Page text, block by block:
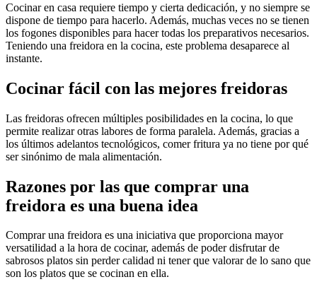
Cocinar en casa requiere tiempo y cierta dedicación, y no siempre se
dispone de tiempo para hacerlo. Además, muchas veces no se tienen
los fogones disponibles para hacer todas los preparativos necesarios.
Teniendo una freidora en la cocina, este problema desaparece al
instante.
Cocinar fácil con las mejores freidoras
Las freidoras ofrecen múltiples posibilidades en la cocina, lo que
permite realizar otras labores de forma paralela. Además, gracias a
los últimos adelantos tecnológicos, comer fritura ya no tiene por qué
ser sinónimo de mala alimentación.
Razones por las que comprar una
freidora es una buena idea
Comprar una freidora es una iniciativa que proporciona mayor
versatilidad a la hora de cocinar, además de poder disfrutar de
sabrosos platos sin perder calidad ni tener que valorar de lo sano que
son los platos que se cocinan en ella.